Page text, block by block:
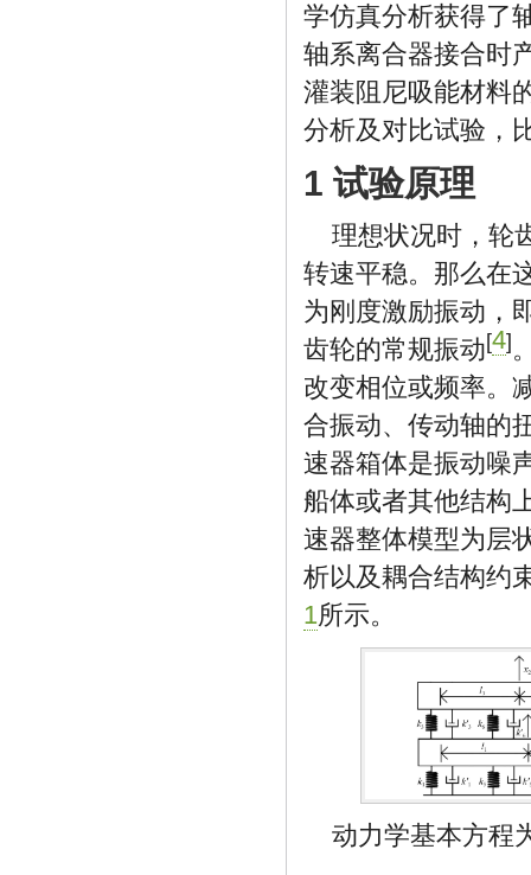
学仿真分析获得了
轴系离合器接合时
灌装阻尼吸能材料
分析及对比试验，
1 试验原理
理想状况时，轮
转速平稳。那么在
为刚度激励振动，
齿轮的常规振动[4]
改变相位或频率。
合振动、传动轴的
速器箱体是振动噪
船体或者其他结构
速器整体模型为层
析以及耦合结构约
1所示。
动力学基本方程